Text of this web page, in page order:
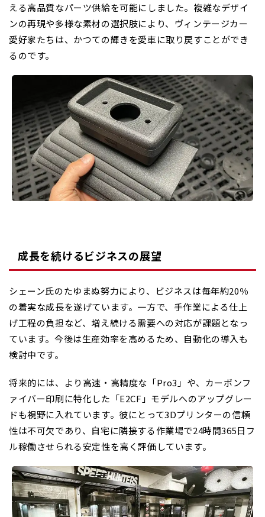
える高品質なパーツ供給を可能にしました。複雑なデザイ
ンの再現や多様な素材の選択肢により、ヴィンテージカー
愛好家たちは、かつての輝きを愛車に取り戻すことができ
るのです。
成長を続けるビジネスの展望
シェーン氏のたゆまぬ努力により、ビジネスは毎年約20％
の着実な成長を遂げています。一方で、手作業による仕上
げ工程の負担など、増え続ける需要への対応が課題となっ
ています。今後は生産効率を高めるため、自動化の導入も
検討中です。
将来的には、より高速・高精度な「Pro3」や、カーボンフ
ァイバー印刷に特化した「E2CF」モデルへのアップグレー
ドも視野に入れています。彼にとって3Dプリンターの信頼
性は不可欠であり、自宅に隣接する作業場で24時間365日フ
ル稼働させられる安定性を高く評価しています。